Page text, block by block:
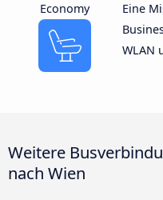
Economy
Eine
WLAN
Weitere
nach Wien